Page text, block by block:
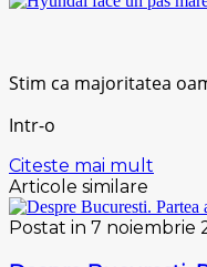
Stim ca majoritatea
Intr-o
Citeste mai mult
Articole similare
Postat in 7 noiembrie